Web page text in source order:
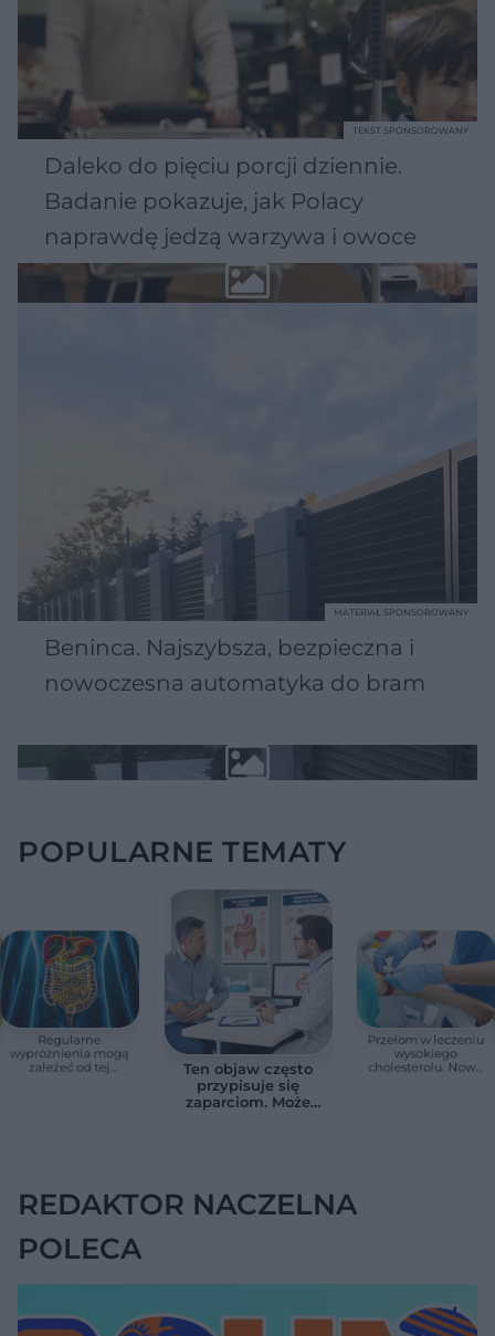
Daleko do pięciu porcji dziennie.
Badanie pokazuje, jak Polacy
naprawdę jedzą warzywa i owoce
TEKST SPONSOROWANY
Beninca. Najszybsza, bezpieczna i
nowoczesna automatyka do bram
MATERIAŁ SPONSOROWANY
POPULARNE TEMATY
Regularne
wypróżnienia mogą
zależeć od tej
Ten objaw często
przypisuje się
zaparciom. Może
Przełom w leczeniu
wysokiego
cholesterolu. Nowa
REDAKTOR NACZELNA
POLECA